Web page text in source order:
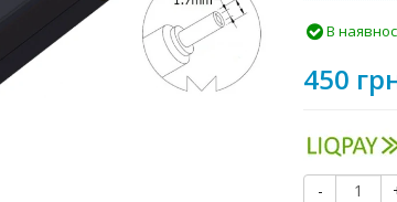
В
450
-